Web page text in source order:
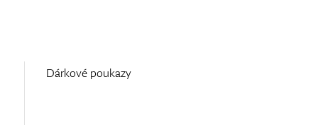
Dárkové poukazy